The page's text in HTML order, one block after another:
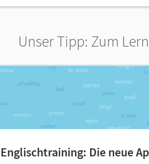
Unser Tipp: Zum
Englischtraining: Die neue